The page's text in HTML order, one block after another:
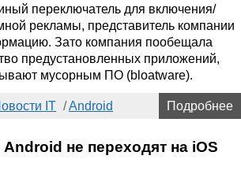
переключатель для включения/
рекламы, представитель компании
Зато компания пообещала
предустановленных приложений,
мусорным ПО (bloatware).
IT /Android Подробнее
не переходят на iOS